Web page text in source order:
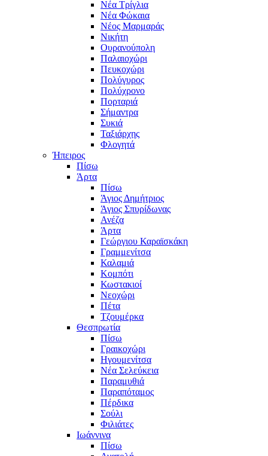
Νέα Τρίγλια
Νέα Φώκαια
Νέος Μαρμαράς
Νικήτη
Ουρανούπολη
Παλαιοχώρι
Πευκοχώρι
Πολύγυρος
Πολύχρονο
Πορταριά
Σήμαντρα
Συκιά
Ταξιάρχης
Φλογητά
Ήπειρος
Πίσω
Άρτα
Πίσω
Άγιος Δημήτριος
Άγιος Σπυρίδωνας
Ανέζα
Άρτα
Γεώργιου Καραϊσκάκη
Γραμμενίτσα
Καλαμιά
Κομπότι
Κωστακιοί
Νεοχώρι
Πέτα
Τζουμέρκα
Θεσπρωτία
Πίσω
Γραικοχώρι
Ηγουμενίτσα
Νέα Σελεύκεια
Παραμυθιά
Παραπόταμος
Πέρδικα
Σούλι
Φιλιάτες
Ιωάννινα
Πίσω